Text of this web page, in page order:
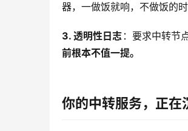
器，一做饭就响，不做饭的时
3. 透明性日志 ：要求中转节
前根本不值一提。
你的中转服务，正在